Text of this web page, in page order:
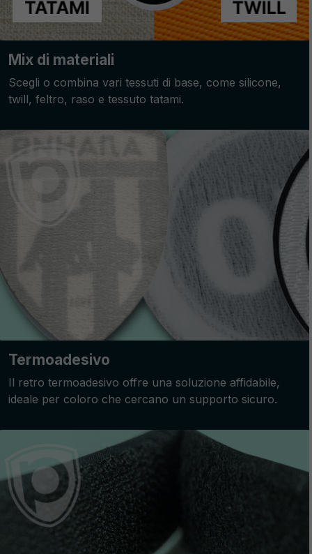
Mix di materiali
Scegli o combina vari tessuti di base, come silicone,
twill, feltro, raso e tessuto tatami.
Termoadesivo
Il retro termoadesivo offre una soluzione affidabile,
ideale per coloro che cercano un supporto sicuro.